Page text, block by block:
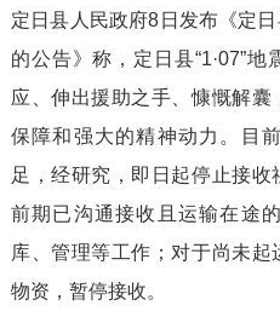
定日县人民政府8日发布《定
的公告》称，定日县“1·07”
应、伸出援助之手、慷慨解
保障和强大的精神动力。目
足，经研究，即日起停止接
前期已沟通接收且运输在途
库、管理等工作；对于尚未
物资，暂停接收。